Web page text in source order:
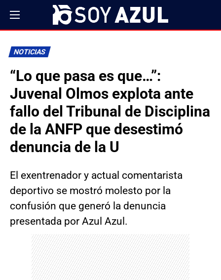
NOTICIAS
“Lo que pasa es que…”:
Juvenal Olmos explota ante
fallo del Tribunal de Disciplina
de la ANFP que desestimó
denuncia de la U
El exentrenador y actual comentarista
deportivo se mostró molesto por la
confusión que generó la denuncia
presentada por Azul Azul.